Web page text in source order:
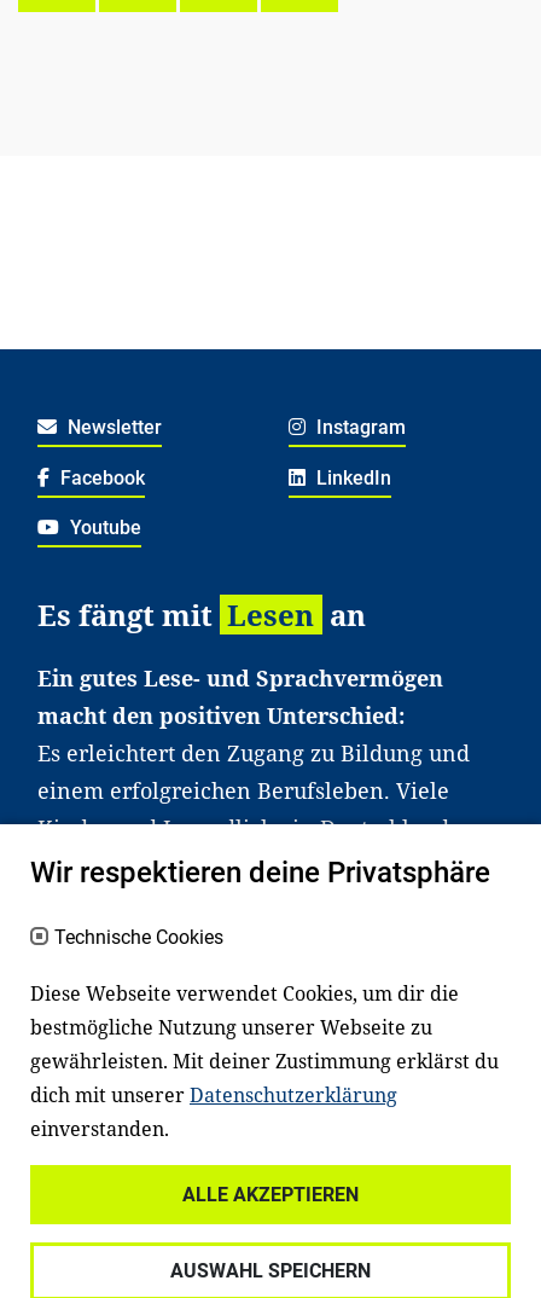
Newsletter Instagram
Facebook LinkedIn
Youtube
Es fängt mit Lesen an
Ein gutes Lese- und Sprachvermögen
macht den positiven Unterschied:
Es erleichtert den Zugang zu Bildung und
einem erfolgreichen Berufsleben. Viele
Kinder und Jugendliche in Deutschland
haben aber große Schwierigkeiten dabei.
an Familien sowie an Erzieher*innen,
Lehrer*innen und andere
Fachexpert*innen. Dafür arbeiten wir eng
mit Ministerien, wissenschaftlichen
Einrichtungen, Verbänden, Unternehmen
und anderen Stiftungen zusammen.
Datenschutz
Wir respektieren deine Privatsphäre
Technische Cookies
Diese Webseite verwendet Cookies, um dir die
bestmögliche Nutzung unserer Webseite zu
gewährleisten. Mit deiner Zustimmung erklärst du
dich mit unsererDatenschutzerklärung
einverstanden.
ALLE AKZEPTIEREN
AUSWAHL SPEICHERN